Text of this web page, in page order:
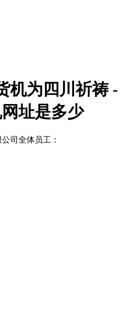
机为四川祈祷 -
址是多少
司全体员工：